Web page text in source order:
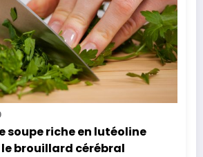
soupe riche en lutéoline
brouillard cérébral